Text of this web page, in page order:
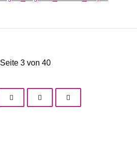
Seite 3 von 40